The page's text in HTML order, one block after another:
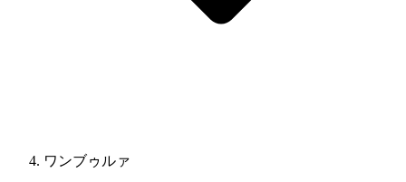
ワンブゥルァ